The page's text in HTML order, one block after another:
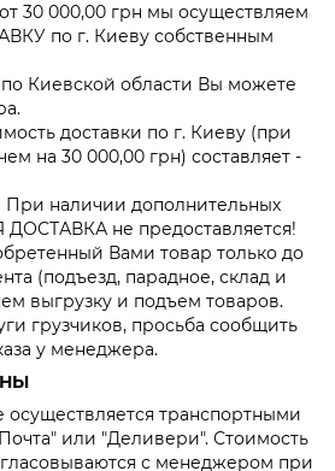
30 000,00 грн мы осуществляем
по г. Киеву собственным
Киевской области Вы можете
доставки по г. Киеву (при
на 30 000,00 грн) составляет -
наличии дополнительных
не предоставляется!
Вами товар только до
(подъезд, парадное, склад и
выгрузку и подъем товаров.
грузчиков, просьба сообщить
у менеджера.
осуществляется транспортными
или "Деливери". Стоимость
с менеджером при